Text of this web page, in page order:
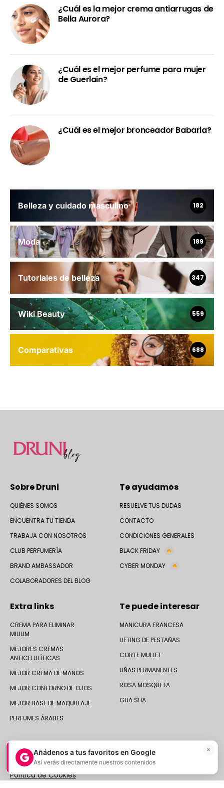
¿Cuál es la mejor crema antiarrugas de
Bella Aurora?
¿Cuál es el mejor perfume para mujer
de Guerlain?
¿Cuál es el mejor bronceador Babaria?
Belleza y cuidado masculino 182
Moda 189
Tutoriales de belleza 347
Wiki Beauty 559
Comparativas 688
Sobre Druni
QUIÉNES SOMOS
ENCUENTRA TU TIENDA
TRABAJA CON NOSOTROS
CLUB PERFUMERÍA
BRAND AMBASSADOR
COLABORADORES DEL BLOG
Te ayudamos
RESUELVE TUS DUDAS
CONTACTO
CONDICIONES GENERALES
BLACK FRIDAY
CYBER MONDAY
Extra links
CREMA PARA ELIMINAR
MILIUM
MEJORES CREMAS
ANTICELULÍTICAS
MEJOR CREMA DE MANOS
MEJOR CONTORNO DE OJOS
MEJOR BASE DE MAQUILLAJE
PERFUMES ÁRABES
Te puede interesar
MANICURA FRANCESA
LIFTING DE PESTAÑAS
CORTE MULLET
UÑAS PERMANENTES
ROSA MOSQUETA
GUA SHA
© 2025 Druni España ·Aviso legal|Política de Privacidad
Política de Cookies
Añádenos a tus favoritos en Google
Así verás directamente nuestros contenidos
×